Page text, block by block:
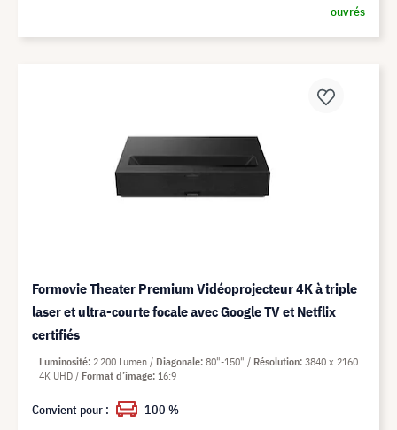
ouvrés
Formovie Theater Premium Vidéoprojecteur 4K à triple
laser et ultra-courte focale avec Google TV et Netflix
certifiés
Luminosité 2 200 Lumen Diagonale 80"-150" Résolution 3840 x 2160
4K UHD
Format d’image 16:9
Convient pour : 100 %